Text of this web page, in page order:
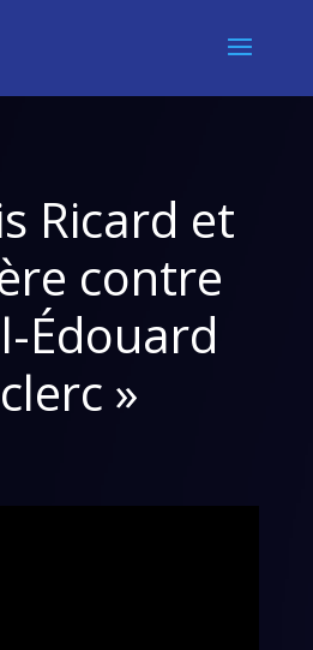
Ricard et
contre
Édouard
»